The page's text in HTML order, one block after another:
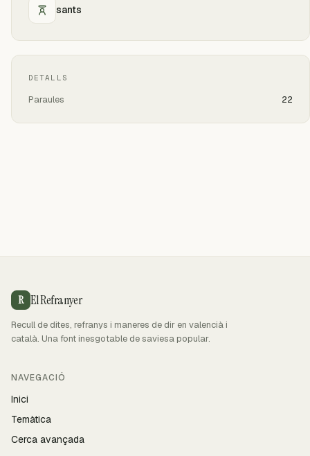
sants
DETALLS
Paraules 22
R El Refranyer
Recull de dites, refranys i maneres de dir en valencià i
català. Una font inesgotable de saviesa popular.
NAVEGACIÓ
Inici
Temàtica
Cerca avançada